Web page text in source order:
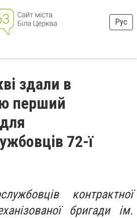
Рус
здали в
перший
72-ї
контрактної
бригади ім.